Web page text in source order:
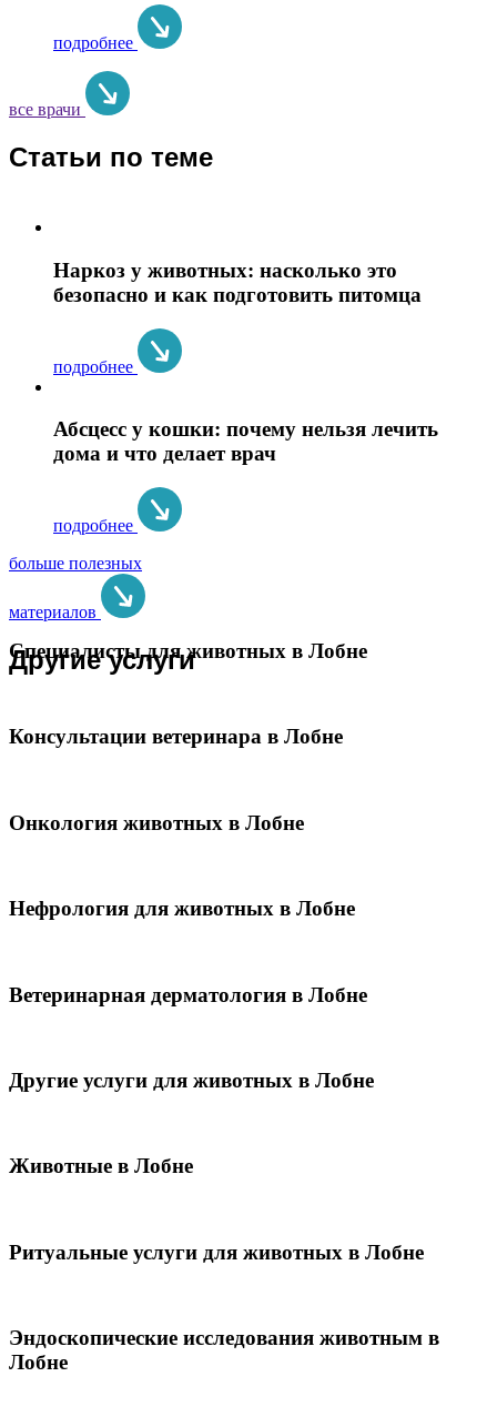
подробнее
все врачи
Статьи по теме
Наркоз у животных: насколько это
безопасно и как подготовить питомца
подробнее
Абсцесс у кошки: почему нельзя лечить
дома и что делает врач
подробнее
больше полезных
материалов
Другие услуги
Специалисты для животных в Лобне
Консультации ветеринара в Лобне
Онкология животных в Лобне
Нефрология для животных в Лобне
Ветеринарная дерматология в Лобне
Другие услуги для животных в Лобне
Животные в Лобне
Ритуальные услуги для животных в Лобне
Эндоскопические исследования животным в
Лобне